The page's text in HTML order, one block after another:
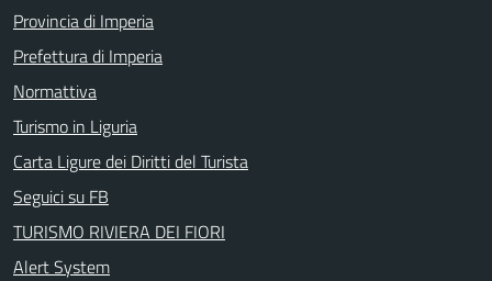
Provincia di Imperia
Prefettura di Imperia
Normattiva
Turismo in Liguria
Carta Ligure dei Diritti del Turista
Seguici su FB
TURISMO RIVIERA DEI FIORI
Alert System